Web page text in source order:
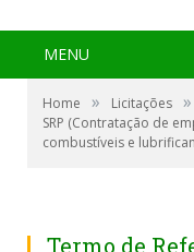
MENU
Home » Licitações »
SRP (Contratação de
combustíveis e
Termo de